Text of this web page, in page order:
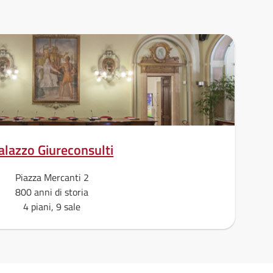
Giureconsulti
Piazza Mercanti 2
800 anni di storia
4 piani, 9 sale